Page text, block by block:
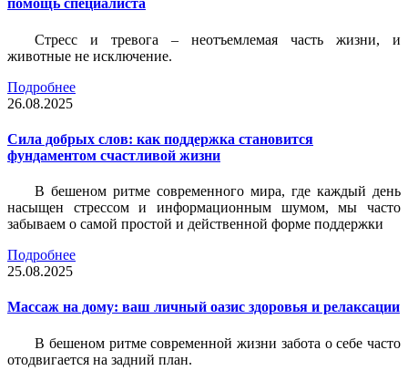
помощь специалиста
Стресс и тревога – неотъемлемая часть жизни, и
животные не исключение.
Подробнее
26.08.2025
Сила добрых слов: как поддержка становится
фундаментом счастливой жизни
В бешеном ритме современного мира, где каждый день
насыщен стрессом и информационным шумом, мы часто
забываем о самой простой и действенной форме поддержки
Подробнее
25.08.2025
Массаж на дому: ваш личный оазис здоровья и релаксации
В бешеном ритме современной жизни забота о себе часто
отодвигается на задний план.